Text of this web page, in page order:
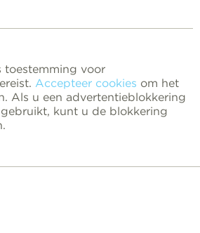
toestemming voor
Accepteer cookies om het
Als u een advertentieblokkering
kunt u de blokkering